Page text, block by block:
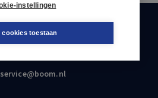
instellingen
cookies toestaan